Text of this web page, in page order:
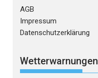
AGB
Impressum
Datenschutzerklärung
Wetterwarnungen